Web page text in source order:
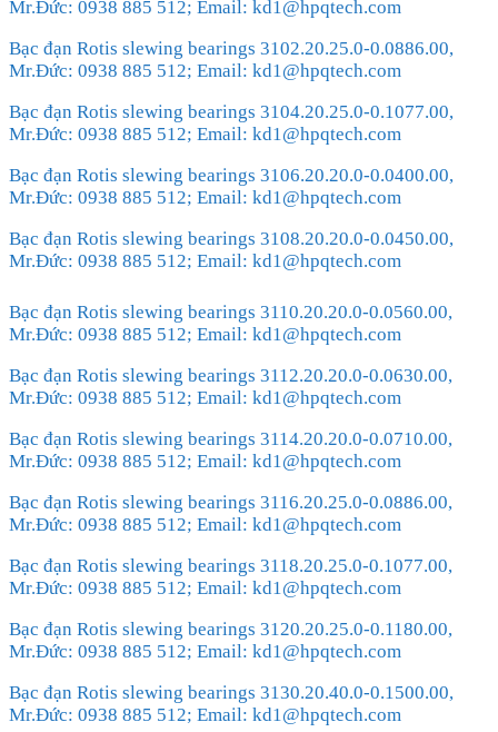
Mr.Đức: 0938 885 512; Email: kd1@hpqtech.com
Bạc đạn Rotis slewing bearings 3102.20.25.0-0.0886.00,
Mr.Đức: 0938 885 512; Email: kd1@hpqtech.com
Bạc đạn Rotis slewing bearings 3104.20.25.0-0.1077.00,
Mr.Đức: 0938 885 512; Email: kd1@hpqtech.com
Bạc đạn Rotis slewing bearings 3106.20.20.0-0.0400.00,
Mr.Đức: 0938 885 512; Email: kd1@hpqtech.com
Bạc đạn Rotis slewing bearings 3108.20.20.0-0.0450.00,
Mr.Đức: 0938 885 512; Email: kd1@hpqtech.com
Bạc đạn Rotis slewing bearings 3110.20.20.0-0.0560.00,
Mr.Đức: 0938 885 512; Email: kd1@hpqtech.com
Bạc đạn Rotis slewing bearings 3112.20.20.0-0.0630.00,
Mr.Đức: 0938 885 512; Email: kd1@hpqtech.com
Bạc đạn Rotis slewing bearings 3114.20.20.0-0.0710.00,
Mr.Đức: 0938 885 512; Email: kd1@hpqtech.com
Bạc đạn Rotis slewing bearings 3116.20.25.0-0.0886.00,
Mr.Đức: 0938 885 512; Email: kd1@hpqtech.com
Bạc đạn Rotis slewing bearings 3118.20.25.0-0.1077.00,
Mr.Đức: 0938 885 512; Email: kd1@hpqtech.com
Bạc đạn Rotis slewing bearings 3120.20.25.0-0.1180.00,
Mr.Đức: 0938 885 512; Email: kd1@hpqtech.com
Bạc đạn Rotis slewing bearings 3130.20.40.0-0.1500.00,
Mr.Đức: 0938 885 512; Email: kd1@hpqtech.com